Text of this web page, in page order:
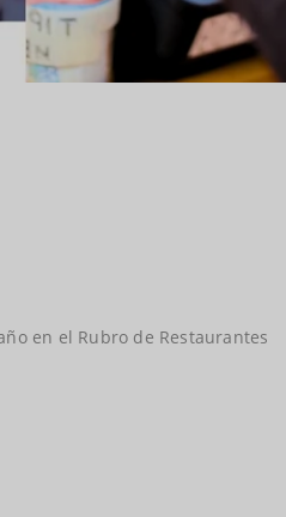
en el Rubro de Restaurantes